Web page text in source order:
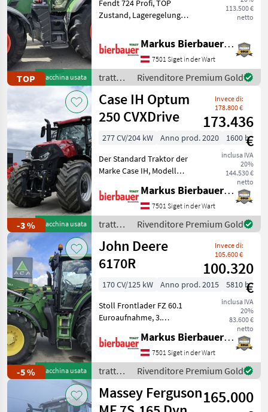
TOP Macchina usata
113.500 €
netto
Fendt 724 Profi, TOP
Zustand, Lageregelung
Klimaautomatik, Druckluft,
152 Liter Pumpe, trazione:
Trazione integrale, Cambio
continuo (CVT), Piattafo
Markus Bierbauer GmbH
7501 Siget in der Wart
trattori
/ Fendt
Rivenditore Premium Gold
-3 % Macchina usata
Case IH Optum
250 CVXDrive
Invece di:
178.800 €
173.436
€
inclusa IVA
20%
144.530 €
netto
277 CV/204 kW Anno prod. 2020
1600 h
Der Standard Traktor der
Marke Case IH, Modell
wunderschönes Fahrzeug
mit einer Leistung von 277
PS und einem Baujahr von
2020. Es verfüg
Markus Bierbauer GmbH
7501 Siget in der Wart
trattori
/ Case
IH
Rivenditore Premium Gold
-5 % Macchina usata
John Deere
6170R
Invece di:
105.600 €
100.320
€
inclusa IVA
20%
83.600 €
netto
170 CV/125 kW Anno prod. 2015
5810 h
Stoll Frontlader FZ 60.1
Euroaufnahme, 3.
Top Zustand, trazione:
Trazione integrale, Cambio
continuo (CVT),
Piattaforma: Cabina,
Numero
Markus Bierbauer GmbH
7501 Siget in der Wart
trattori
/ John
Deere
Rivenditore Premium Gold
Massey Ferguson165.000